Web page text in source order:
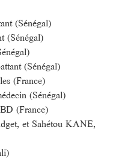
(Sénégal)
(Sénégal)
(Sénégal)
(France)
(Sénégal)
(France)
et Sahétou KANE,